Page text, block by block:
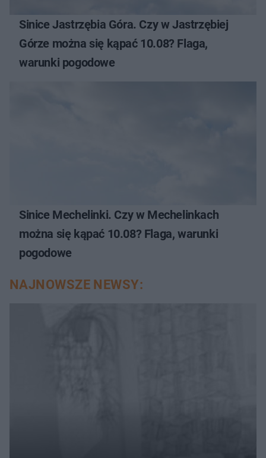
Sinice Jastrzębia Góra. Czy w Jastrzębiej
Górze można się kąpać 10.08? Flaga,
warunki pogodowe
Sinice Mechelinki. Czy w Mechelinkach
można się kąpać 10.08? Flaga, warunki
pogodowe
NAJNOWSZE NEWSY: